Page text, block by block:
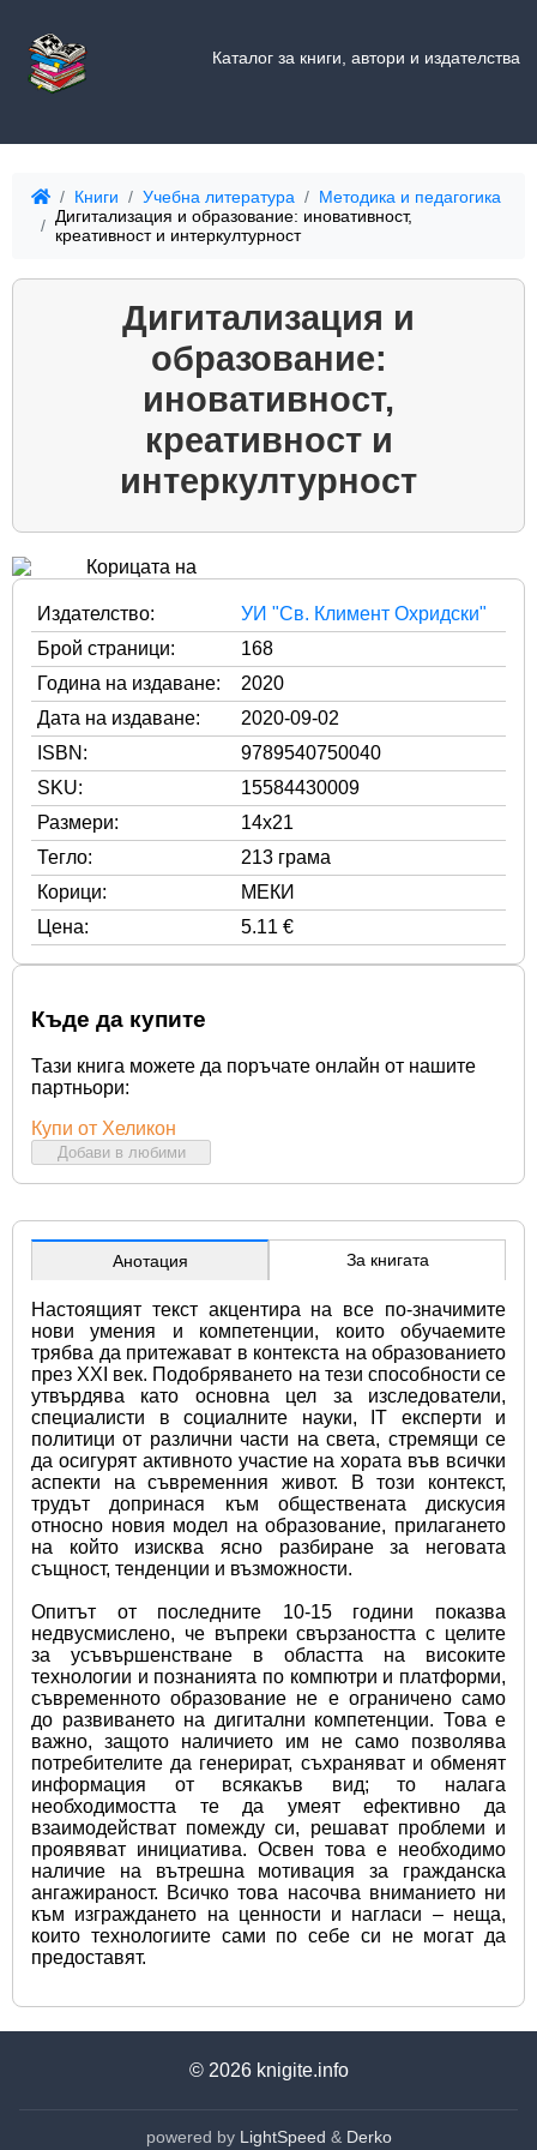
Каталог за книги, автори и издателства
Книги Учебна литература
Методика и педагогика
Дигитализация и образование: иновативност,
креативност и интеркултурност
Дигитализация и
образование:
иновативност,
креативност и
интеркултурност
Издателство:
УИ "Св. Климент Охридски"
Брой страници:
168
Година на издаване:
2020
Дата на издаване:
2020-09-02
ISBN:
9789540750040
SKU:
15584430009
Размери:
14x21
Тегло:
213 грама
Корици:
МЕКИ
Цена:
5.11 €
Къде да купите
Тази книга можете да поръчате онлайн от нашите
партньори:
Купи от Хеликон
Добави в любими
Анотация За книгата
Настоящият текст акцентира на все по-значимите
нови умения и компетенции, които обучаемите
трябва да притежават в контекста на образованието
през XXI век. Подобряването на тези способности се
утвърдява като основна цел за изследователи,
специалисти в социалните науки, IT експерти и
политици от различни части на света, стремящи се
да осигурят активното участие на хората във всички
аспекти на съвременния живот. В този контекст,
трудът допринася към обществената дискусия
относно новия модел на образование, прилагането
на който изисква ясно разбиране за неговата
същност, тенденции и възможности.
Опитът от последните 10-15 години показва
недвусмислено, че въпреки свързаността с целите
за усъвършенстване в областта на високите
технологии и познанията по компютри и платформи,
съвременното образование не е ограничено само
до развиването на дигитални компетенции. Това е
важно, защото наличието им не само позволява
потребителите да генерират, съхраняват и обменят
информация от всякакъв вид; то налага
необходимостта те да умеят ефективно да
взаимодействат помежду си, решават проблеми и
проявяват инициатива. Освен това е необходимо
наличие на вътрешна мотивация за гражданска
ангажираност. Всичко това насочва вниманието ни
към изграждането на ценности и нагласи – неща,
които технологиите сами по себе си не могат да
предоставят.
© 2026 knigite.info
powered by LightSpeed & Derko